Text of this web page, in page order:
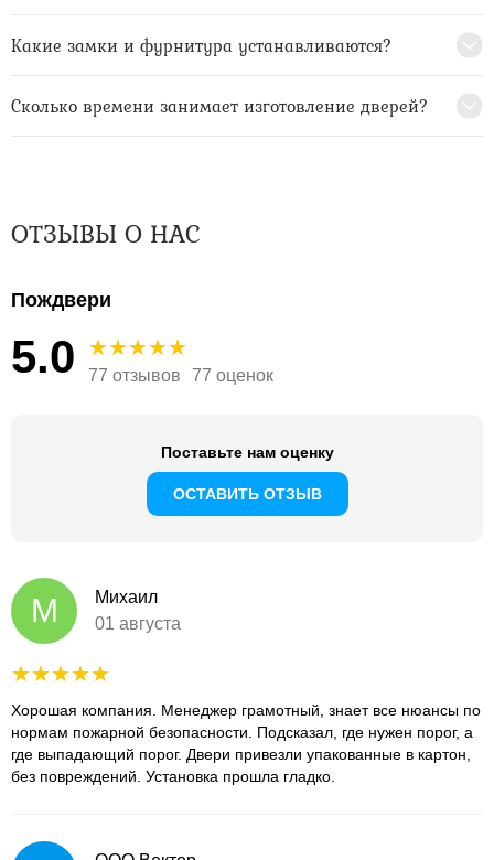
Какие замки и фурнитура устанавливаются?
Сколько времени занимает изготовление дверей?
ОТЗЫВЫ О НАС
Пождвери
5.0 77 отзывов 77 оценок
Поставьте нам оценку
ОСТАВИТЬ ОТЗЫВ
М
Михаил
01 августа
Хорошая компания. Менеджер грамотный, знает все нюансы по
нормам пожарной безопасности. Подсказал, где нужен порог, а
где выпадающий порог. Двери привезли упакованные в картон,
без повреждений. Установка прошла гладко.